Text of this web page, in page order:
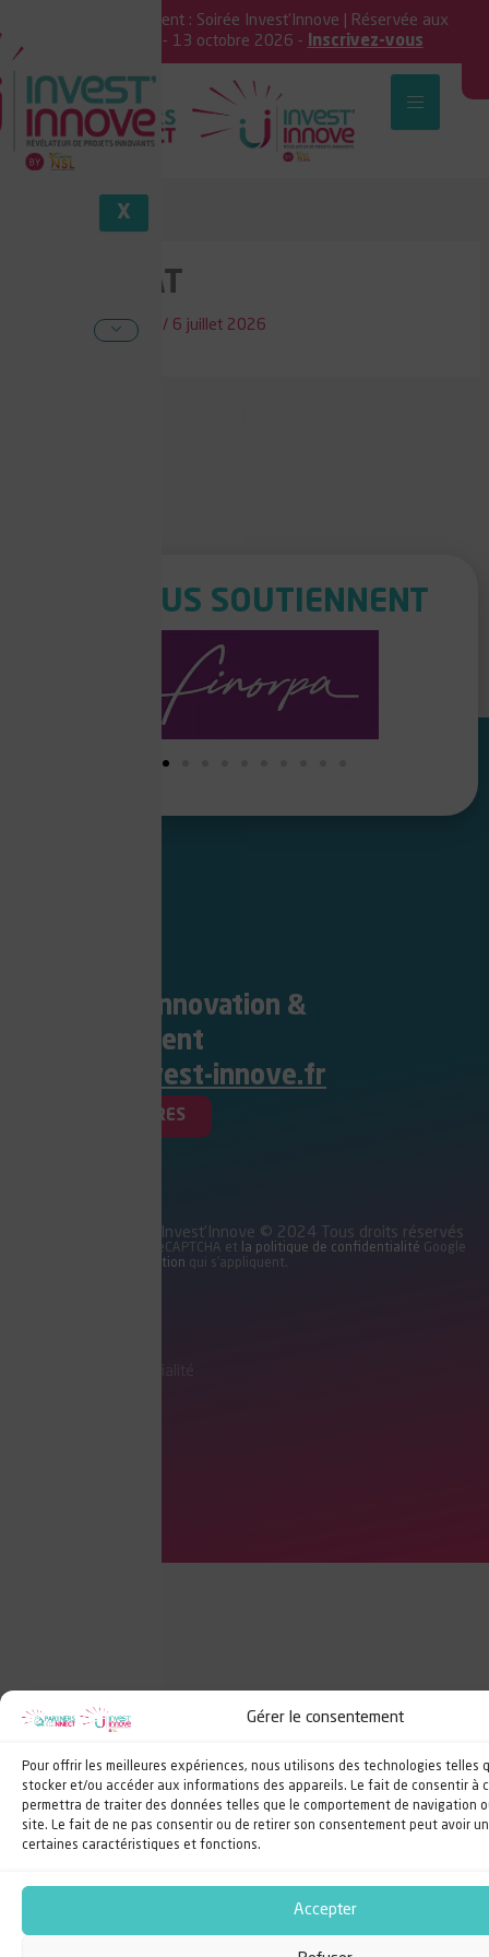
Gérer le consentement
Pour offrir les meilleures expériences, nous utilisons des technologies telles
stocker et/ou accéder aux informations des appareils. Le fait de consentir à
permettra de traiter des données telles que le comportement de navigation
site. Le fait de ne pas consentir ou de retirer son consentement peut avoir
certaines caractéristiques et fonctions.
Accepter
contenu
Prochain événement : Soirée Invest’Innove | Réservée aux
investisseurs - 13 octobre 2026 - Inscrivez-vous
X
TRUSTEAT
David Lefeuvre / 6 juillet 2026
ILS NOUS SOUTIENNENT
Connectez Innovation &
Investissement
contact@invest-innove.fr
NOS PARTENAIRES
Partners & Connect - Invest'Innove © 2024 Tous droits réservés
Ce site est protégé par reCAPTCHA et la politique de confidentialité Google
conditions d’utilisation qui s’appliquent.